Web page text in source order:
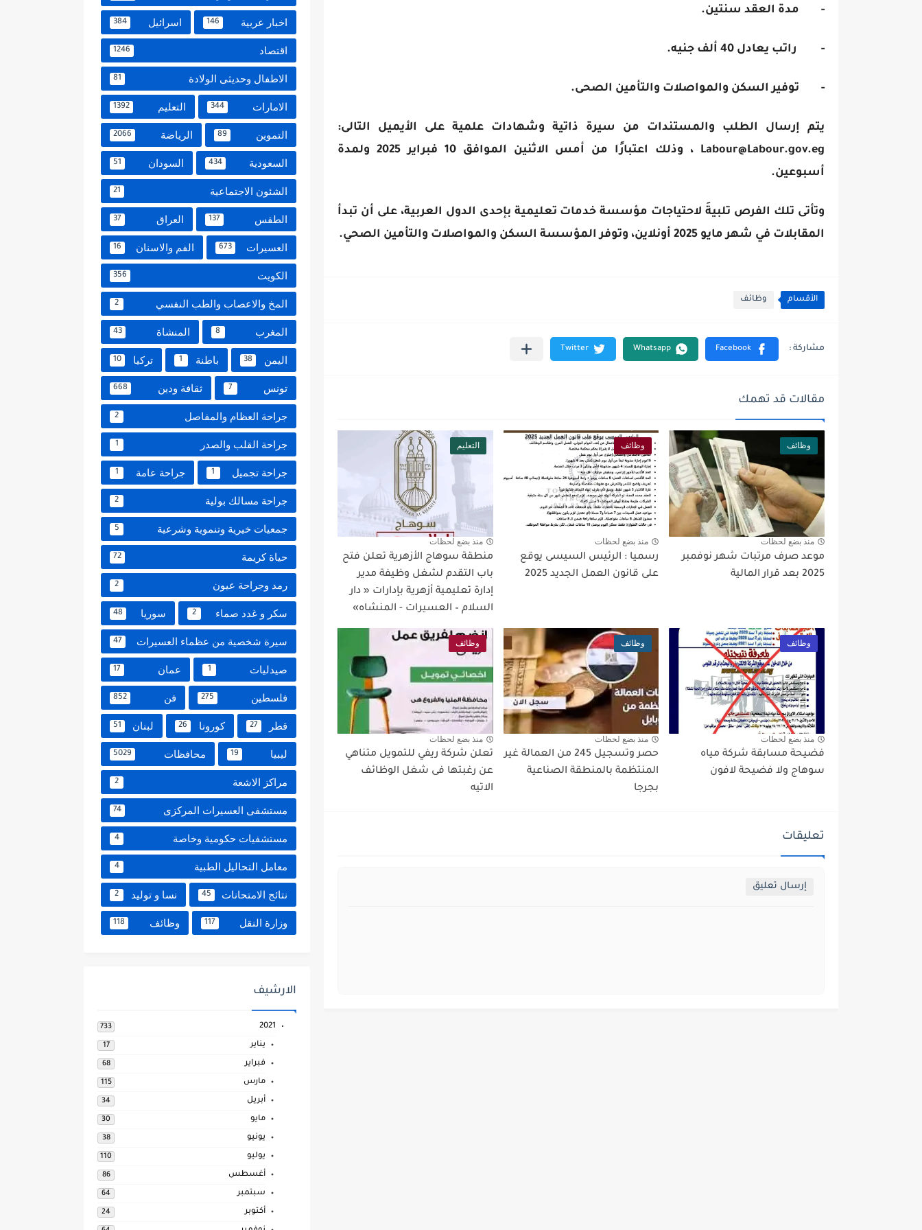
- مدة العقد سنتين.
- راتب يعادل 40 ألف جنيه.
- توفير السكن والمواصلات والتأمين الصحى.
يتم إرسال الطلب والمستندات من سيرة ذاتية وشهادات علمية على الأيميل التالى:
Labour@Labour.gov.eg ، وذلك اعتبارًا من أمس الاثنين الموافق 10 فبراير 2025 ولمدة
أسبوعين.
وتأتى تلك الفرص تلبيةَ لاحتياجات مؤسسة خدمات تعليمية بإحدى الدول العربية، على أن تبدأ
المقابلات في شهر مايو 2025 أونلاين، وتوفر المؤسسة السكن والمواصلات والتأمين الصحي.
الأقسام وظائف
مقالات قد تهمك
وظائف
منذ بضع لحظات
موعد صرف مرتبات شهر نوفمبر
2025 بعد قرار المالية
وظائف
منذ بضع لحظات
رسميا : الرئيس السيسى يوقع
على قانون العمل الجديد 2025
التعليم
منذ بضع لحظات
منطقة سوهاج الأزهرية تعلن فتح
باب التقدم لشغل وظيفة مدير
إدارة تعليمية أزهرية بإدارات « دار
السلام – العسيرات - المنشاه»
وظائف
منذ بضع لحظات
فضيحة مسابقة شركة مياه
سوهاج ولا فضيحة لافون
وظائف
منذ بضع لحظات
حصر وتسجيل 245 من العمالة غير
المنتظمة بالمنطقة الصناعية
بجرجا
وظائف
منذ بضع لحظات
تعلن شركة ريفي للتمويل متناهي
عن رغبتها فى شغل الوظائف
الاتيه
تعليقات
إرسال تعليق
اخبار عربية 146 اسرائيل 384
اقتصاد 1246
الاطفال وحديثى الولادة 81
الامارات 344 التعليم 1392
التموين 89 الرياضة 2066
السعودية 434 السودان 51
الشئون الاجتماعية 21
الطقس 137 العراق 37
العسيرات 673 الفم والاسنان 16
الكويت 356
المخ والاعصاب والطب النفسي 2
المغرب 8 المنشاة 43
اليمن 38 باطنة 1 تركيا 10
تونس 7 ثقافة ودين 668
جراحة العظام والمفاصل 2
جراحة القلب والصدر 1
جراحة تجميل 1 جراحة عامة 1
جراحة مسالك بولية 2
جمعيات خيرية وتنموية وشرعية 5
حياة كريمة 72
رمد وجراحة عيون 2
سكر و غدد صماء 2 سوريا 48
سيرة شخصية من عظماء العسيرات 47
صيدليات 1 عمان 17
فلسطين 275 فن 852
قطر 27 كورونا 26 لبنان 51
ليبيا 19 محافظات 5029
مراكز الاشعة 2
مستشفى العسيرات المركزى 74
مستشفيات حكومية وخاصة 4
معامل التحاليل الطبية 4
نتائج الامتحانات 45 نسا و توليد 2
وزارة النقل 117 وظائف 118
الارشيف
2021
733
يناير 17
فبراير 68
مارس 115
أبريل 34
مايو 30
يونيو 38
يوليو 110
أغسطس 86
سبتمبر 64
أكتوبر 24